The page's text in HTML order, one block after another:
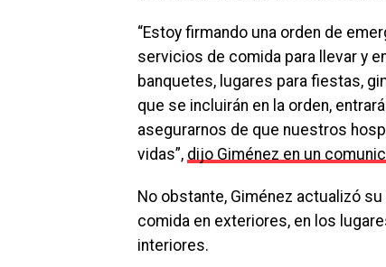
“Estoy firmando una orden de
servicios de comida para llevar y
banquetes, lugares para fiestas,
que se incluirán en la orden,
asegurarnos de que nuestros
vidas”, dijo Giménez en un
No obstante, Giménez actualizó
comida en exteriores, en los
interiores.